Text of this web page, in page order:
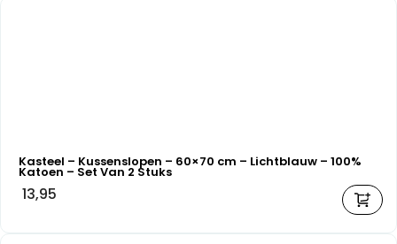
Kasteel – Kussenslopen – 60×70 cm – Lichtblauw – 100%
Katoen – Set Van 2 Stuks
13,95